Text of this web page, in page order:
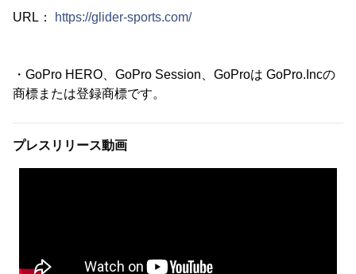
URL： https://glider-sports.com/
・GoPro HERO、GoPro Session、GoProは GoPro.Incの
商標または登録商標です。
プレスリリース動画